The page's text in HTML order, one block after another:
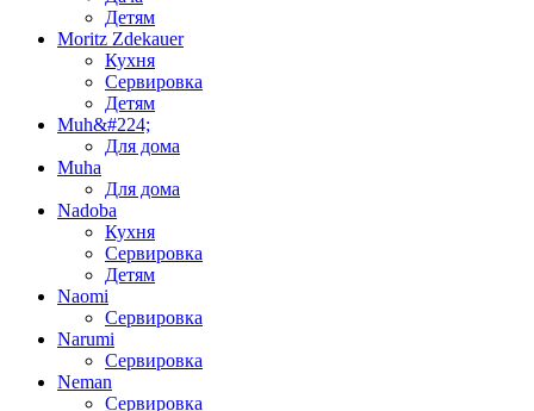
Детям
Moritz Zdekauer
Кухня
Сервировка
Детям
Muh&#224;
Для дома
Muha
Для дома
Nadoba
Кухня
Сервировка
Детям
Naomi
Сервировка
Narumi
Сервировка
Neman
Сервировка